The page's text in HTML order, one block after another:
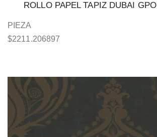
ROLLO PAPEL TAPIZ DUBAI
PIEZA
$2211.206897